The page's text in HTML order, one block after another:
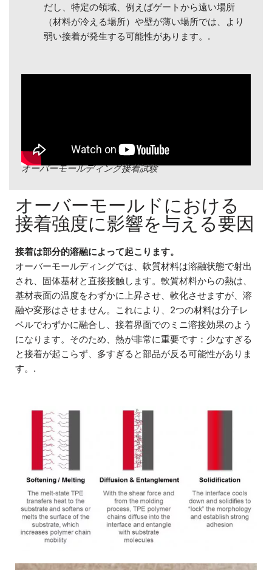
だし、特定の領域、例えばゲートから遠い場所
（材料が冷える場所）や壁が薄い場所では、より
弱い接着が発生する可能性があります。.
オーバーモールディング接着試験
オーバーモールドにおける
接着強度に影響を与える要因
接着は部分的溶融によって起こります。
オーバーモールディングでは、軟質材料は溶融状態で射出
され、固体基材と直接接触します。軟質材料からの熱は、
基材表面の温度をわずかに上昇させ、軟化させますが、溶
融や変形はさせません。これにより、2つの材料は分子レ
ベルでわずかに融合し、接着界面でのミニ溶接効果のよう
になります。そのため、熱が非常に重要です：少なすぎる
と接着が起こらず、多すぎると部品が反る可能性がありま
す。.